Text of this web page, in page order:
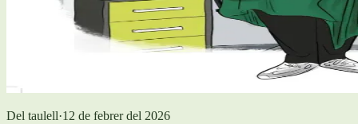
Del taulell·12 de febrer del 2026